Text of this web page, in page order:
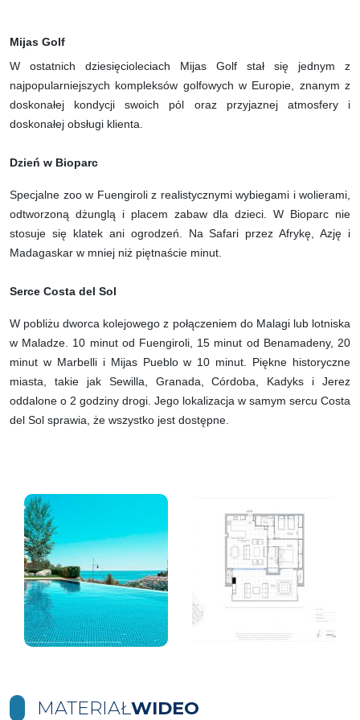
Mijas Golf
W ostatnich dziesięcioleciach Mijas Golf stał się jednym z
najpopularniejszych kompleksów golfowych w Europie, znanym z
doskonałej kondycji swoich pól oraz przyjaznej atmosfery i
doskonałej obsługi klienta.
Dzień w Bioparc
Specjalne zoo w Fuengiroli z realistycznymi wybiegami i wolierami,
odtworzoną dżunglą i placem zabaw dla dzieci. W Bioparc nie
stosuje się klatek ani ogrodzeń. Na Safari przez Afrykę, Azję i
Madagaskar w mniej niż piętnaście minut.
Serce Costa del Sol
W pobliżu dworca kolejowego z połączeniem do Malagi lub lotniska
w Maladze. 10 minut od Fuengiroli, 15 minut od Benamadeny, 20
minut w Marbelli i Mijas Pueblo w 10 minut. Piękne historyczne
miasta, takie jak Sewilla, Granada, Córdoba, Kadyks i Jerez
oddalone o 2 godziny drogi. Jego lokalizacja w samym sercu Costa
del Sol sprawia, że wszystko jest dostępne.
MATERIAŁWIDEO